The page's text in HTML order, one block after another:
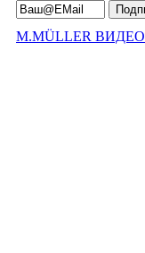
M.MÜLLER ВИДЕО